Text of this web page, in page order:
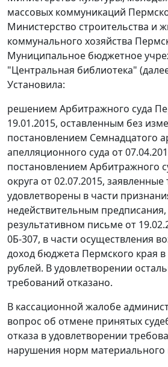
массовых коммуникаций
Министерство строительства и
коммунального хозяйства
Муниципальное бюджетное
"Центральная библиотека"
Установила:
решением Арбитражного суда
19.01.2015, оставленным без
постановлением Семнадцатого
апелляционного суда от
постановлением Арбитражного
округа от 02.07.2015,
удовлетворены в части
недействительным
результативном письме от
0Б-307, в части осуществления
доход бюджета Пермского края
рублей. В удовлетворении
требований отказано.
В кассационной жалобе
вопрос об отмене принятых
отказа в удовлетворении
нарушения норм материального